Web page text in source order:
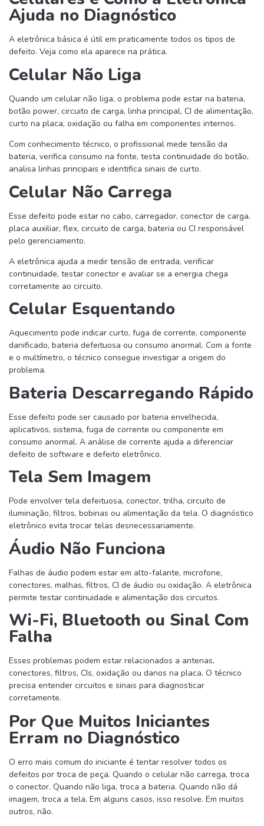
Ajuda no Diagnóstico
A eletrônica básica é útil em praticamente todos os tipos de
defeito. Veja como ela aparece na prática.
Celular Não Liga
Quando um celular não liga, o problema pode estar na bateria,
botão power, circuito de carga, linha principal, CI de alimentação,
curto na placa, oxidação ou falha em componentes internos.
Com conhecimento técnico, o profissional mede tensão da
bateria, verifica consumo na fonte, testa continuidade do botão,
analisa linhas principais e identifica sinais de curto.
Celular Não Carrega
Esse defeito pode estar no cabo, carregador, conector de carga,
placa auxiliar, flex, circuito de carga, bateria ou CI responsável
pelo gerenciamento.
A eletrônica ajuda a medir tensão de entrada, verificar
continuidade, testar conector e avaliar se a energia chega
corretamente ao circuito.
Celular Esquentando
Aquecimento pode indicar curto, fuga de corrente, componente
danificado, bateria defeituosa ou consumo anormal. Com a fonte
e o multímetro, o técnico consegue investigar a origem do
problema.
Bateria Descarregando Rápido
Esse defeito pode ser causado por bateria envelhecida,
aplicativos, sistema, fuga de corrente ou componente em
consumo anormal. A análise de corrente ajuda a diferenciar
defeito de software e defeito eletrônico.
Tela Sem Imagem
Pode envolver tela defeituosa, conector, trilha, circuito de
iluminação, filtros, bobinas ou alimentação da tela. O diagnóstico
eletrônico evita trocar telas desnecessariamente.
Áudio Não Funciona
Falhas de áudio podem estar em alto-falante, microfone,
conectores, malhas, filtros, CI de áudio ou oxidação. A eletrônica
permite testar continuidade e alimentação dos circuitos.
Wi-Fi, Bluetooth ou Sinal Com
Falha
Esses problemas podem estar relacionados a antenas,
conectores, filtros, CIs, oxidação ou danos na placa. O técnico
precisa entender circuitos e sinais para diagnosticar
corretamente.
Por Que Muitos Iniciantes
Erram no Diagnóstico
O erro mais comum do iniciante é tentar resolver todos os
defeitos por troca de peça. Quando o celular não carrega, troca
o conector. Quando não liga, troca a bateria. Quando não dá
imagem, troca a tela. Em alguns casos, isso resolve. Em muitos
outros, não.